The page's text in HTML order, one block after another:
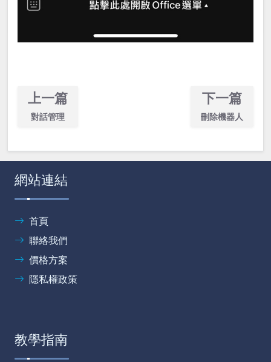
上一篇
對話管理
下一篇
刪除機器人
網站連結
首頁
聯絡我們
價格方案
隱私權政策
教學指南